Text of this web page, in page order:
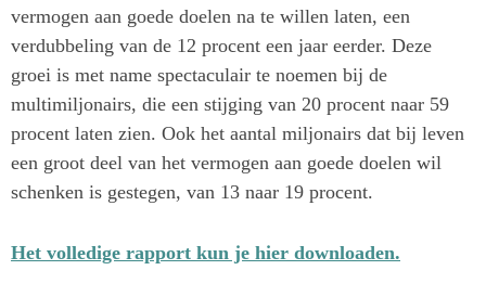
vermogen aan goede doelen na te willen laten, een
verdubbeling van de 12 procent een jaar eerder. Deze
groei is met name spectaculair te noemen bij de
multimiljonairs, die een stijging van 20 procent naar 59
procent laten zien. Ook het aantal miljonairs dat bij leven
een groot deel van het vermogen aan goede doelen wil
schenken is gestegen, van 13 naar 19 procent.
Het volledige rapport kun je hier downloaden.